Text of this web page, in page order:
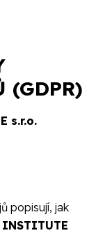
(GDPR)
s.r.o.
popisují, jak
INSTITUTE